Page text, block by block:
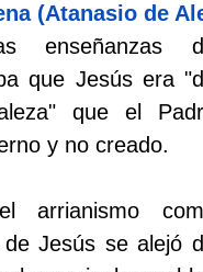
(Atanasio de
enseñanzas
que Jesús era
que el
y no creado.
arrianismo
Jesús se alejó